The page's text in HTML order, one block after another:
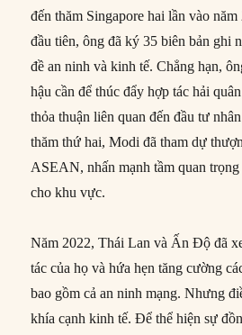
đến thăm Singapore hai lần vào
đầu tiên, ông đã ký 35 biên bản ghi
đề an ninh và kinh tế. Chẳng hạn,
hậu cần để thúc đẩy hợp tác hải
thỏa thuận liên quan đến đầu tư
thăm thứ hai, Modi đã tham dự
ASEAN, nhấn mạnh tầm quan
cho khu vực.
Năm 2022, Thái Lan và Ấn Độ đã
tác của họ và hứa hẹn tăng cường
bao gồm cả an ninh mạng. Nhưng
khía cạnh kinh tế. Để thể hiện sự